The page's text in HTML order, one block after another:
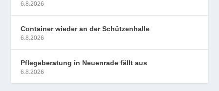
6.8.2026
Container wieder an der Schützenhalle
6.8.2026
Pflegeberatung in Neuenrade fällt aus
6.8.2026